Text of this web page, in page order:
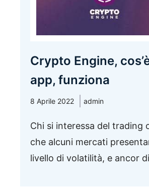
Crypto Engine,
app, funziona
8 Aprile 2022 admin
Chi si interessa del trading
che alcuni mercati
livello di volatilità, e ancor